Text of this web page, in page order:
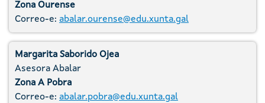
Zona Ourense
Correo-e: abalar.ourense@edu.xunta.gal
Margarita Saborido Ojea
Asesora Abalar
Zona A Pobra
Correo-e: abalar.pobra@edu.xunta.gal